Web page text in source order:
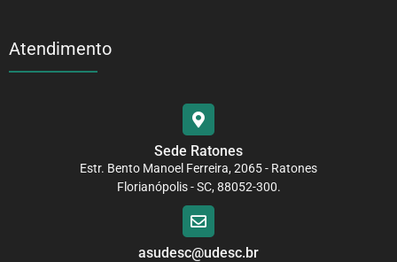
Atendimento
Sede Ratones
Estr. Bento Manoel Ferreira, 2065 - Ratones
Florianópolis - SC, 88052-300.
asudesc@udesc.br